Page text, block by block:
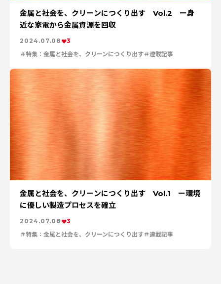
金属と社会を、クリーンにつくり出す Vol.2 ー身
近な家電から金属資源を回収
2024.07.08
3
特集：金属と社会を、クリーンにつくり出す
連載記事
金属と社会を、クリーンにつくり出す Vol.1 ー環境
に優しい製造プロセスを確立
2024.07.08
3
特集：金属と社会を、クリーンにつくり出す
連載記事